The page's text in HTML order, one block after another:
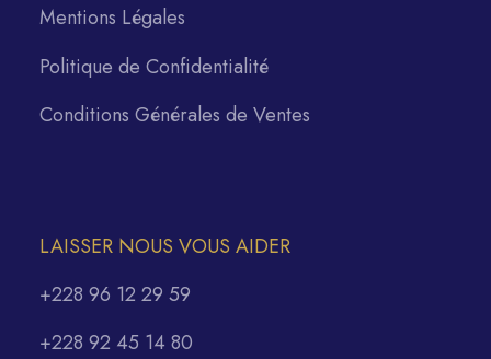
Mentions Légales
Politique de Confidentialité
Conditions Générales de Ventes
LAISSER NOUS VOUS AIDER
+228 96 12 29 59
+228 92 45 14 80